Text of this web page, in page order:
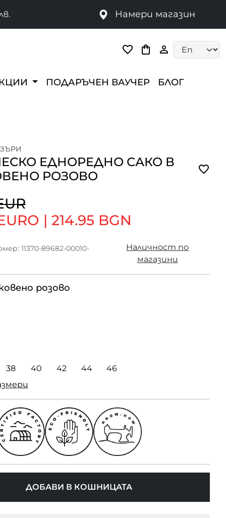
Намери магазин
ПОДАРЪЧЕН ВАУЧЕР БЛОГ
ЕДНОРЕДНО САКО В
РОЗОВО
| 214.95 BGN
11370-89682-00010-
Наличност по
магазини
розово
38 40 42 44
46
ДОБАВИ В КОШНИЦАТА